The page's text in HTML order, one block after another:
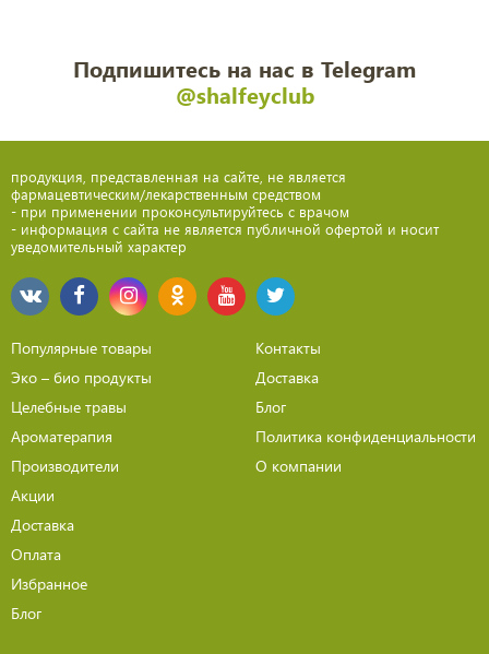
Подпишитесь на нас в Telegram
@shalfeyclub
продукция, представленная на сайте, не является
фармацевтическим/лекарственным средством
- при применении проконсультируйтесь с врачом
- информация с сайта не является публичной офертой и носит
уведомительный характер
Популярные товары
Эко – био продукты
Целебные травы
Ароматерапия
Производители
Акции
Доставка
Оплата
Избранное
Блог
Контакты
Доставка
Блог
Политика конфиденциальности
О компании